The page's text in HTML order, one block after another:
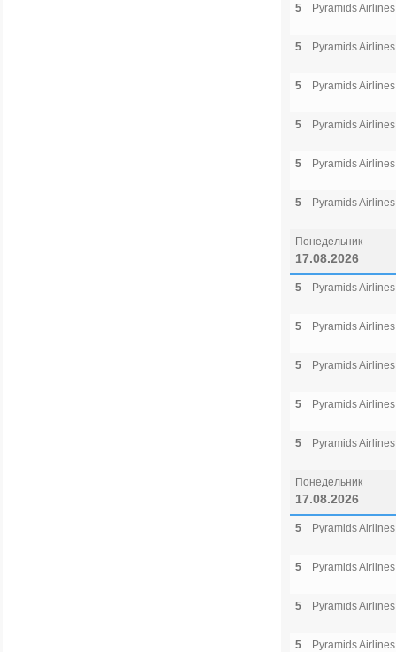
5 Pyramids Airlines
5 Pyramids Airlines
5 Pyramids Airlines
5 Pyramids Airlines
5 Pyramids Airlines
5 Pyramids Airlines
Понедельник
17.08.2026
5 Pyramids Airlines
5 Pyramids Airlines
5 Pyramids Airlines
5 Pyramids Airlines
5 Pyramids Airlines
Понедельник
17.08.2026
5 Pyramids Airlines
5 Pyramids Airlines
5 Pyramids Airlines
5 Pyramids Airlines